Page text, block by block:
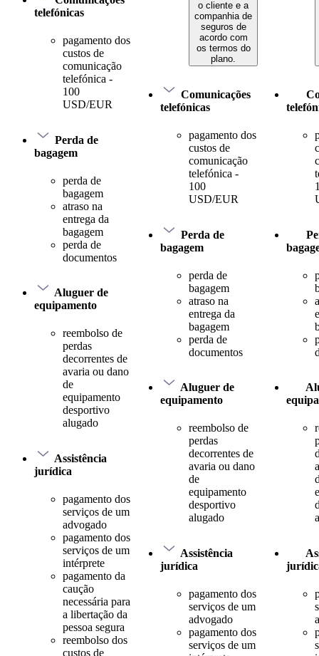
telefónicas
pagamento dos
custos de
comunicação
telefónica -
100
USD/EUR
Perda de
bagagem
perda de
bagagem
atraso na
entrega da
bagagem
perda de
documentos
Aluguer de
equipamento
reembolso de
perdas
decorrentes de
avaria ou dano
de
equipamento
desportivo
alugado
Assistência
jurídica
pagamento dos
serviços de um
advogado
pagamento dos
serviços de um
intérprete
pagamento da
caução
necessária para
a libertação da
pessoa segura
reembolso dos
custos de
o cliente e a
companhia de
seguros de
acordo com
os termos do
plano.
Comunicações
telefónicas
pagamento dos
custos de
comunicação
telefónica -
100
USD/EUR
Perda de
bagagem
perda de
bagagem
atraso na
entrega da
bagagem
perda de
documentos
Aluguer de
equipamento
reembolso de
perdas
decorrentes de
avaria ou dano
de
equipamento
desportivo
alugado
Assistência
jurídica
pagamento dos
serviços de um
advogado
pagamento dos
serviços de um